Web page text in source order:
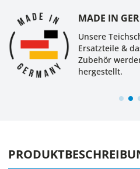
MADE IN
Unsere
Ersatzteile &
Zubehör
hergestellt.